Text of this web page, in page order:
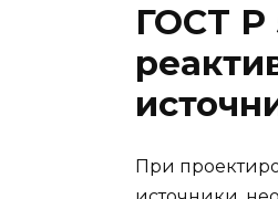
ГОСТ Р
При